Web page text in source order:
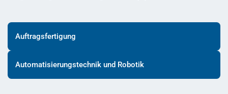
Auftragsfertigung
Automatisierungstechnik und Robotik